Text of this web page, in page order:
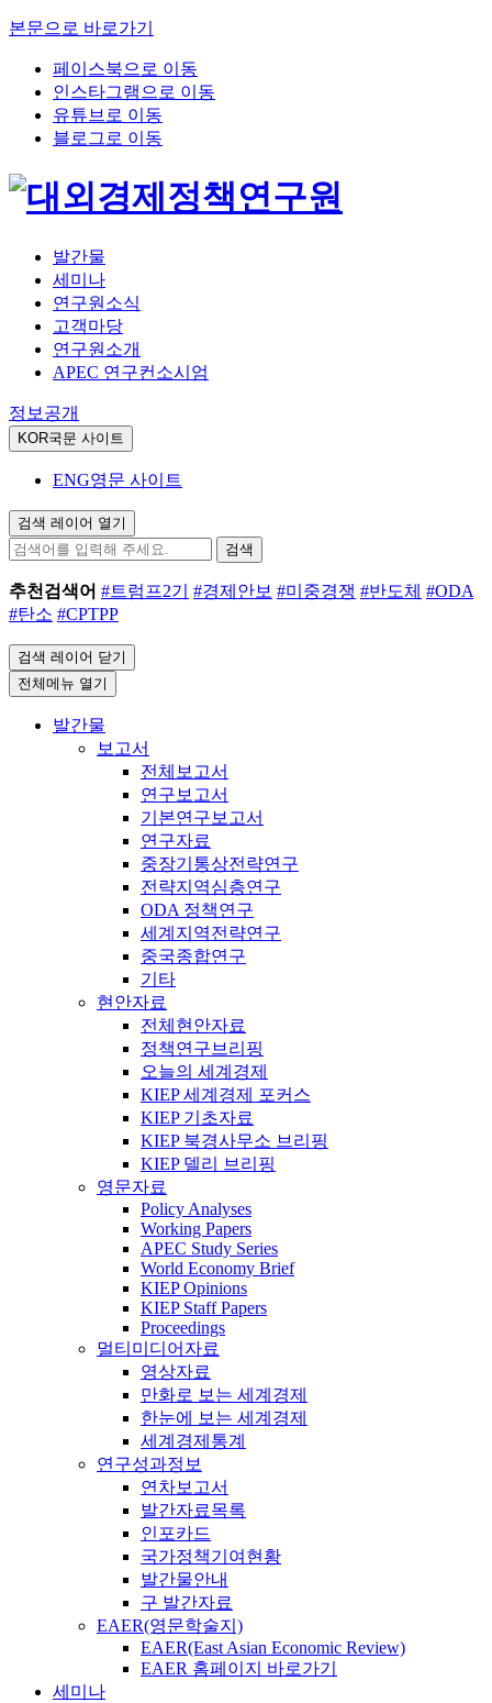
본문으로 바로가기
페이스북으로 이동
인스타그램으로 이동
유튜브로 이동
블로그로 이동
발간물
세미나
연구원소식
고객마당
연구원소개
APEC 연구컨소시엄
정보공개
KOR국문 사이트
ENG영문 사이트
검색 레이어 열기
검색
추천검색어 #트럼프2기 #경제안보 #미중경쟁 #반도체 #ODA
#탄소 #CPTPP
검색 레이어 닫기
전체메뉴 열기
발간물
보고서
전체보고서
연구보고서
기본연구보고서
연구자료
중장기통상전략연구
전략지역심층연구
ODA 정책연구
세계지역전략연구
중국종합연구
기타
현안자료
전체현안자료
정책연구브리핑
오늘의 세계경제
KIEP 세계경제 포커스
KIEP 기초자료
KIEP 북경사무소 브리핑
KIEP 델리 브리핑
영문자료
Policy Analyses
Working Papers
APEC Study Series
World Economy Brief
KIEP Opinions
KIEP Staff Papers
Proceedings
멀티미디어자료
영상자료
만화로 보는 세계경제
한눈에 보는 세계경제
세계경제통계
연구성과정보
연차보고서
발간자료목록
인포카드
국가정책기여현황
발간물안내
구 발간자료
EAER(영문학술지)
EAER(East Asian Economic Review)
EAER 홈페이지 바로가기
세미나